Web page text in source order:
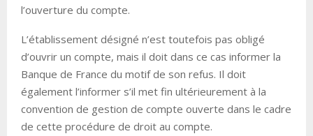
l’ouverture du compte.
L’établissement désigné n’est toutefois pas obligé
d’ouvrir un compte, mais il doit dans ce cas informer la
Banque de France du motif de son refus. Il doit
également l’informer s’il met fin ultérieurement à la
convention de gestion de compte ouverte dans le cadre
de cette procédure de droit au compte.